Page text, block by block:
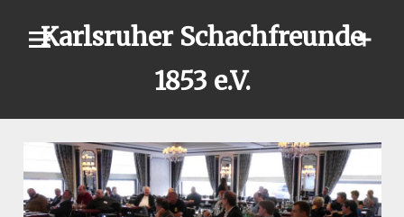
Karlsruher Schachfreunde
1853 e.V.